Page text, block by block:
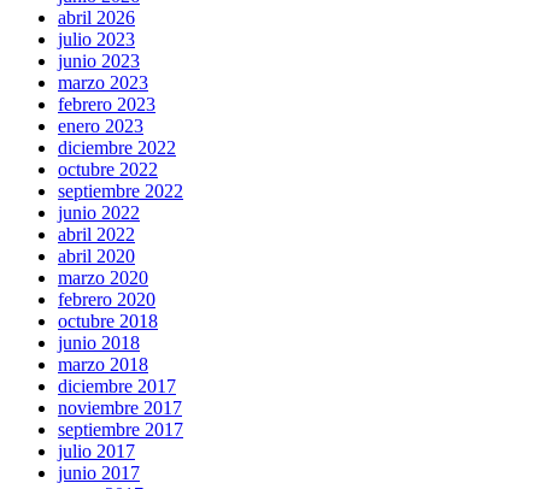
abril 2026
julio 2023
junio 2023
marzo 2023
febrero 2023
enero 2023
diciembre 2022
octubre 2022
septiembre 2022
junio 2022
abril 2022
abril 2020
marzo 2020
febrero 2020
octubre 2018
junio 2018
marzo 2018
diciembre 2017
noviembre 2017
septiembre 2017
julio 2017
junio 2017